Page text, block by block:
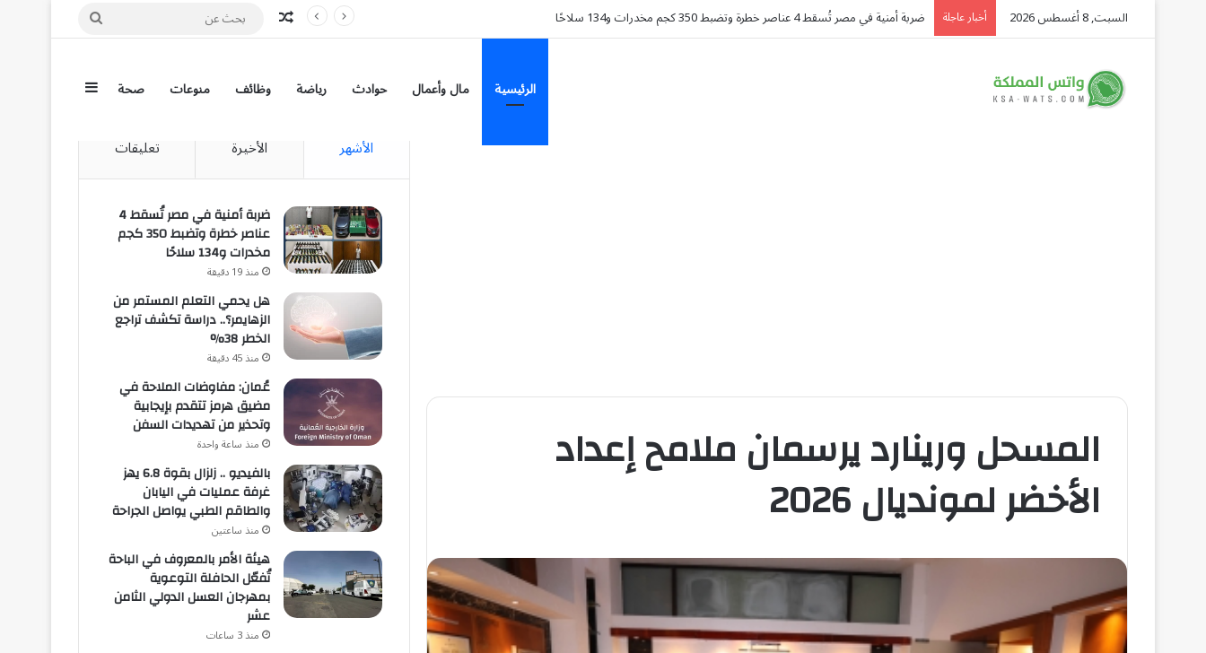
السبت, 8 أغسطس 2026 أخبار عاجلة هل يحمي التعلم المستمر من الزهايمر؟.. دراسة تكشف تراجع الخطر 38% مقال عشوائي
بحث
الرئيسية مال وأعمال حوادث رياضة وظائف منوعات صحة إضافة عمود
المسحل ورينارد يرسمان ملامح إعداد
الأخضر لمونديال 2026
الأشهر الأخيرة تعليقات
ضربة أمنية في مصر تُسقط 4
عناصر خطرة وتضبط 350 كجم
مخدرات و134 سلاحًا
منذ 19 دقيقة
هل يحمي التعلم المستمر من
الزهايمر؟.. دراسة تكشف تراجع
الخطر 38%
منذ 45 دقيقة
عُمان: مفاوضات الملاحة في
مضيق هرمز تتقدم بإيجابية
وتحذير من تهديدات السفن
منذ ساعة واحدة
بالفيديو .. زلزال بقوة 6.8 يهز
غرفة عمليات في اليابان
والطاقم الطبي يواصل الجراحة
منذ ساعتين
هيئة الأمر بالمعروف في الباحة
تُفعّل الحافلة التوعوية
بمهرجان العسل الدولي الثامن
عشر
منذ 3 ساعات